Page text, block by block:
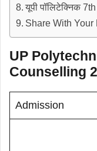
यूपी पॉलिटेक्निक
Share With Your
UP
Counselling
Admission